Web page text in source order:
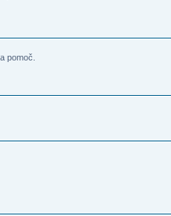
pomoč.